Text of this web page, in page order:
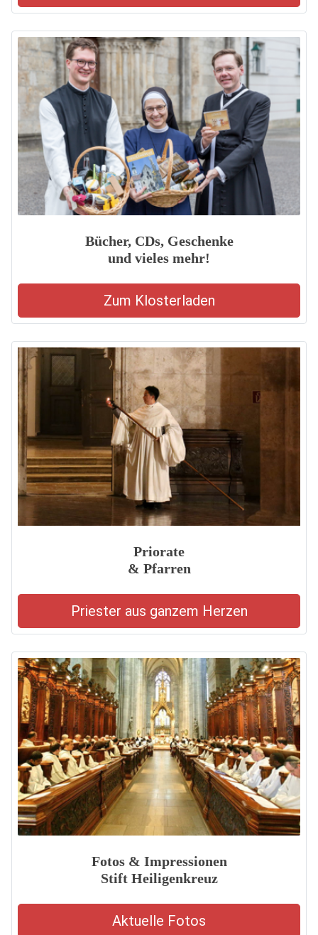
Bücher, CDs, Geschenke
und vieles mehr!
Zum Klosterladen
Priorate
& Pfarren
Priester aus ganzem Herzen
Fotos & Impressionen
Stift Heiligenkreuz
Aktuelle Fotos